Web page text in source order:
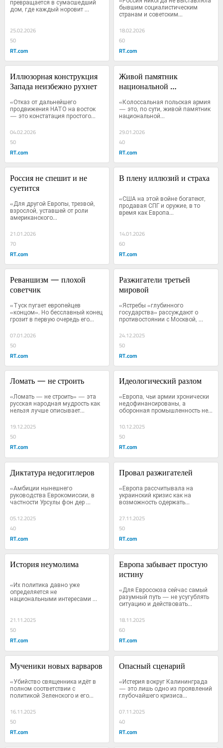
дом, где каждый норовит
заиметь...
25.02.2026
50
RT.com
бывшим социалистическим
странам и советским...
18.02.2026
60
RT.com
Иллюзорная конструкция
Запада неизбежно рухнет
«Отказ от дальнейшего
продвижения НАТО на восток
— это констатация простого...
04.02.2026
50
RT.com
Живой памятник
национальной
«Колоссальная польская армия
— это, по сути, живой памятник
национальной...
29.01.2026
40
RT.com
Россия не спешит и не
суетится
«Для другой Европы, трезвой,
взрослой, уставшей от роли
американского...
21.01.2026
70
RT.com
В плену иллюзий и страха
«США на этой войне богатеют,
продавая СПГ и оружие, в то
время как Европа...
14.01.2026
60
RT.com
Реваншизм — плохой
советчик
«Туск пугает европейцев
«концом». Но бесславный конец
грозит в первую очередь его...
07.01.2026
50
RT.com
Разжигатели третьей
мировой
«Ястребы «глубинного
государства» рассуждают о
противостоянии с Москвой,
словно...
24.12.2025
50
RT.com
Ломать — не строить
«Ломать — не строить» — эта
русская народная мудрость как
нельзя лучше описывает...
19.12.2025
50
RT.com
Идеологический разлом
«Европа, чьи армии хронически
недофинансированы, а
оборонная промышленность не...
10.12.2025
50
RT.com
Диктатура недогитлеров
«Амбиции нынешнего
руководства Еврокомиссии, в
частности Урсулы фон дер
05.12.2025
40
RT.com
Провал разжигателей
«Европа рассчитывала на
украинский кризис как на
возможность одержать...
27.11.2025
50
RT.com
История неумолима
«Их политика давно уже
определяется не
национальными интересами
европейских...
21.11.2025
50
RT.com
Европа забывает простую
истину
«Для Евросоюза сейчас самый
разумный путь — не усугублять
ситуацию и действовать...
18.11.2025
60
RT.com
Мученики новых варваров
«Убийство священника идёт в
полном соответствии с
политикой Зеленского и его...
16.11.2025
50
RT.com
Опасный сценарий
«Истерия вокруг Калининграда
— это лишь одно из проявлений
глубочайшего кризиса...
07.11.2025
40
RT.com